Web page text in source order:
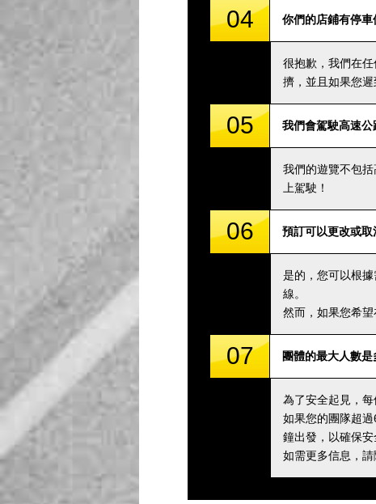
04 你們的店鋪有停車
很抱歉，我們在
擠，並且如果您
05 我們會駕駛高速公
我們的遊覽不包
上駕駛！
06 預訂可以更改或取
是的，您可以根
線。
然而，如果您希
07 團體的最大人數是
為了安全起見，每
如果您的團隊超
鐘出發，以確保安
如需更多信息，